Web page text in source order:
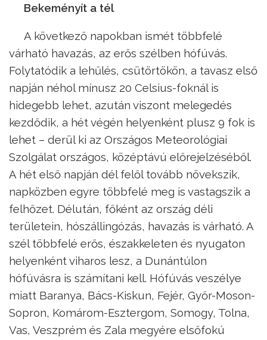
Bekeményít a tél
A következő napokban ismét többfelé
várható havazás, az erős szélben hófúvás.
Folytatódik a lehűlés, csütörtökön, a tavasz első
napján néhol mínusz 20 Celsius-foknál is
hidegebb lehet, azután viszont melegedés
kezdődik, a hét végén helyenként plusz 9 fok is
lehet – derül ki az Országos Meteorológiai
Szolgálat országos, középtávú előrejelzéséből.
A hét első napján dél felől tovább növekszik,
napközben egyre többfelé meg is vastagszik a
felhőzet. Délután, főként az ország déli
területein, hószállingózás, havazás is várható. A
szél többfelé erős, északkeleten és nyugaton
helyenként viharos lesz, a Dunántúlon
hófúvásra is számítani kell. Hófúvás veszélye
miatt Baranya, Bács-Kiskun, Fejér, Győr-Moson-
Sopron, Komárom-Esztergom, Somogy, Tolna,
Vas, Veszprém és Zala megyére elsőfokú